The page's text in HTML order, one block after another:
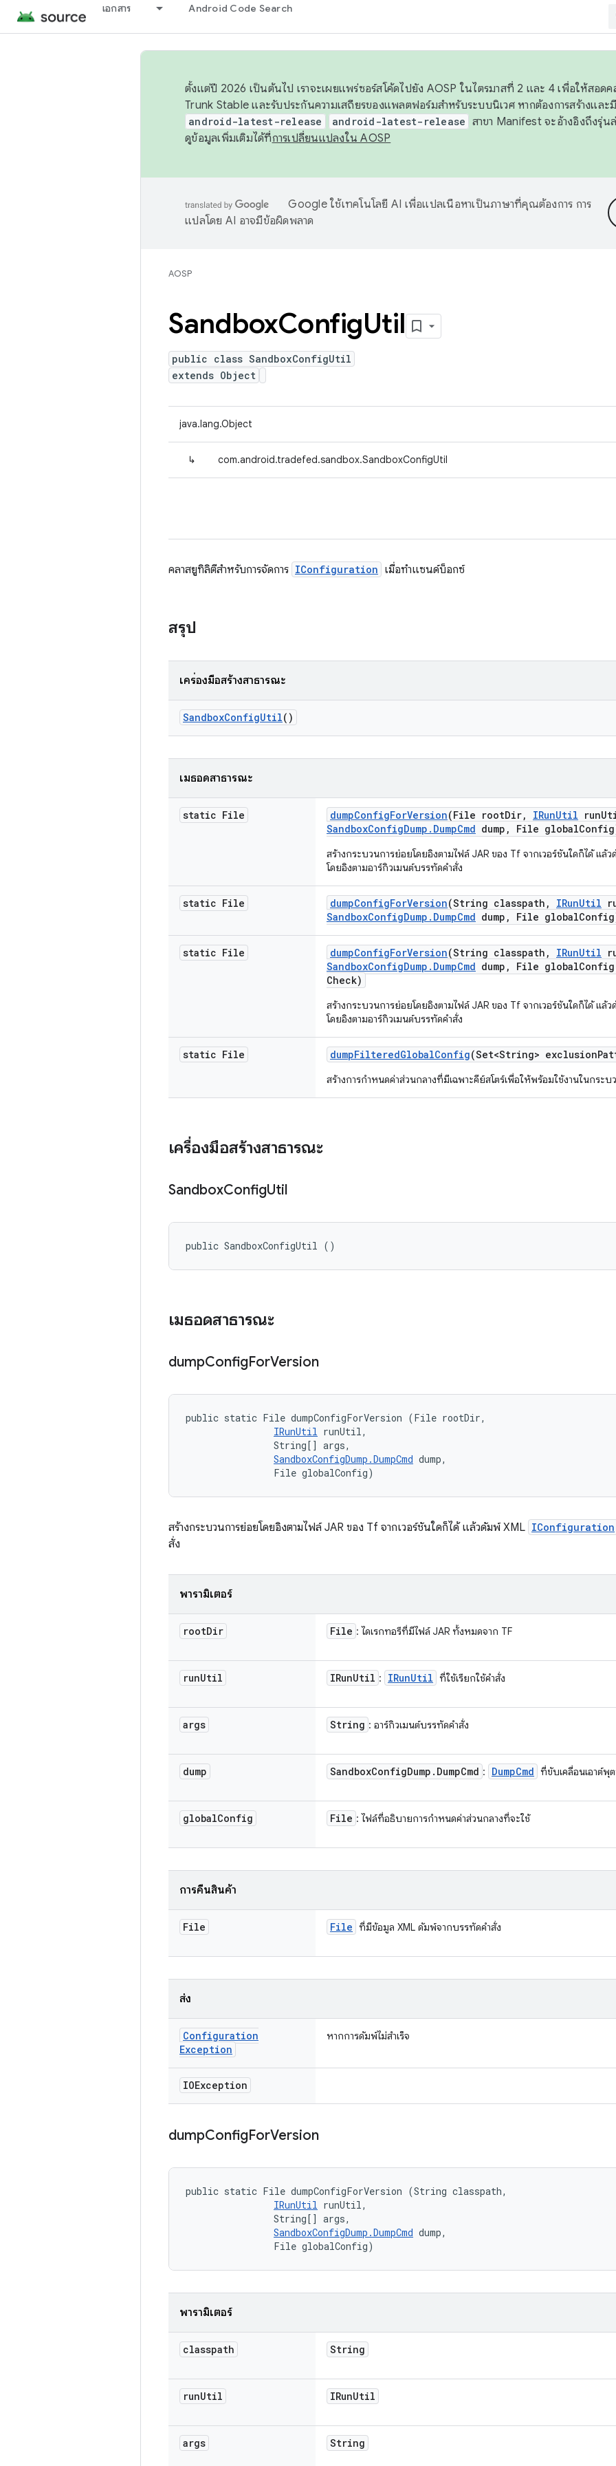
เอกสาร Android Code Search
ตั้งแต่ปี 2026 เป็นต้นไป เราจะเผยแพร่ซอร์สโค้ดไปยัง AOSP ในไตรมาสที่ 2 และ 4 เพื่อให้สอด
Trunk Stable และรับประกันความเสถียรของแพลตฟอร์มสำหรับระบบนิเวศ หากต้องการสร้างและ
android-latest-release android-latest-release สาขา Manifest จะอ้างอิงถึงรุ่
ดูข้อมูลเพิ่มเติมได้ที่การเปลี่ยนแปลงใน AOSP
Google ใช้เทคโนโลยี AI เพื่อแปลเนื้อหาเป็นภาษาที่คุณต้องการ การ
แปลโดย AI อาจมีข้อผิดพลาด
AOSP
SandboxConfigUtil
public class SandboxConfigUtil
extends Object
java.lang.Object
↳ com.android.tradefed.sandbox.SandboxConfigUtil
คลาสยูทิลิตีสำหรับการจัดการ IConfiguration เมื่อทำแซนด์บ็อกซ์
สรุป
เครื่องมือสร้างสาธารณะ
SandboxConfigUtil()
เมธอดสาธารณะ
static File dumpConfigForVersion(File rootDir, IRunUtil run
SandboxConfigDump . DumpCmd dump , File global
สร้างกระบวนการย่อยโดยอิงตามไฟล์ JAR ของ Tf จากเวอร์ชันใดก็ได้ แล้ว
โดยอิงตามอาร์กิวเมนต์บรรทัดคำสั่ง
static File dumpConfigForVersion(String classpath , IRunUtil
SandboxConfigDump . DumpCmd dump , File global
static File dumpConfigForVersion(String classpath , IRunUtil
SandboxConfigDump . DumpCmd dump , File globalConfig
Check)
สร้างกระบวนการย่อยโดยอิงตามไฟล์ JAR ของ Tf จากเวอร์ชันใดก็ได้ แล้ว
โดยอิงตามอาร์กิวเมนต์บรรทัดคำสั่ง
static File dumpFilteredGlobalConfig(Set<String> exclusion
สร้างการกำหนดค่าส่วนกลางที่มีเฉพาะคีย์สโตร์เพื่อให้พร้อมใช้งานในกระบ
เครื่องมือสร้างสาธารณะ
SandboxConfigUtil
public SandboxConfigUtil ()
เมธอดสาธารณะ
dumpConfigForVersion
public static File dumpConfigForVersion (File rootDir,
IRunUtil runUtil,
                String[] args,
SandboxConfigDump.DumpCmd dump,
                File globalConfig)
สร้างกระบวนการย่อยโดยอิงตามไฟล์ JAR ของ Tf จากเวอร์ชันใดก็ได้ แล้วดัมพ์ XML IConfiguration
สั่ง
พารามิเตอร์
rootDir File : ไดเรกทอรีที่มีไฟล์ JAR ทั้งหมดจาก TF
runUtil IRunUtil : IRunUtil ที่ใช้เรียกใช้คำสั่ง
args String : อาร์กิวเมนต์บรรทัดคำสั่ง
dump SandboxConfigDump . DumpCmd : DumpCmd ที่ขับเคลื่อนเอาต์พุ
globalConfig File : ไฟล์ที่อธิบายการกำหนดค่าส่วนกลางที่จะใช้
การคืนสินค้า
File File ที่มีข้อมูล XML ดัมพ์จากบรรทัดคำสั่ง
ส่ง
Configuration
Exception
หากการดัมพ์ไม่สำเร็จ
IOException
dumpConfigForVersion
public static File dumpConfigForVersion (String classpath,
IRunUtil runUtil,
                String[] args,
SandboxConfigDump.DumpCmd dump,
                File globalConfig)
พารามิเตอร์
classpath String
runUtil IRunUtil
args String